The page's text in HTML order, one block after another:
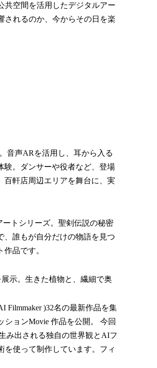
共空間を活用したデジタルアー
されるのか、今からその日を楽
音声ARを活用し、耳から入る
験。ダンサーや役者など、登場
百軒店周辺エリアを舞台に、実
ートシリーズ。聖剣伝説の秘密
、誰もが自分だけの物語を見つ
品です。
示。生きた植物と、繊細で奥
Filmmaker )32名の最新作品を集
ションMovie 作品を公開。 今回
み出される独自の世界観とAIフ
を使って制作しています。フィ